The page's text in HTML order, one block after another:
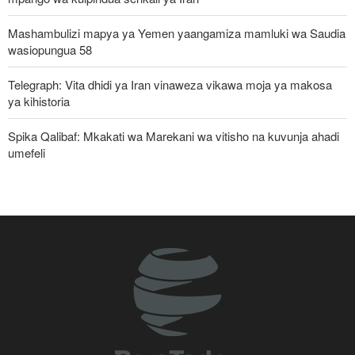
Mashambulizi mapya ya Yemen yaangamiza mamluki wa Saudia
wasiopungua 58
Telegraph: Vita dhidi ya Iran vinaweza vikawa moja ya makosa
ya kihistoria
Spika Qalibaf: Mkakati wa Marekani wa vitisho na kuvunja ahadi
umefeli
mapigo kwa tishio lolote lile
Uturuki, Saudi Arabia na Pakistan zasaini mkataba wa pamoja wa
ulinzi huku nguvu ya Marekani ikipungua